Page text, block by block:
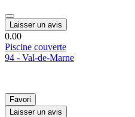
Laisser un avis
0.00
Piscine couverte
94 - Val-de-Marne
Favori
Laisser un avis